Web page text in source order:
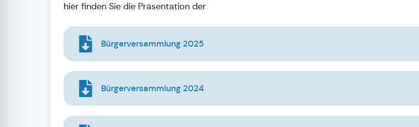
hier finden Sie die Präsentation der
Bürgerversammlung 2025
Bürgerversammlung 2024